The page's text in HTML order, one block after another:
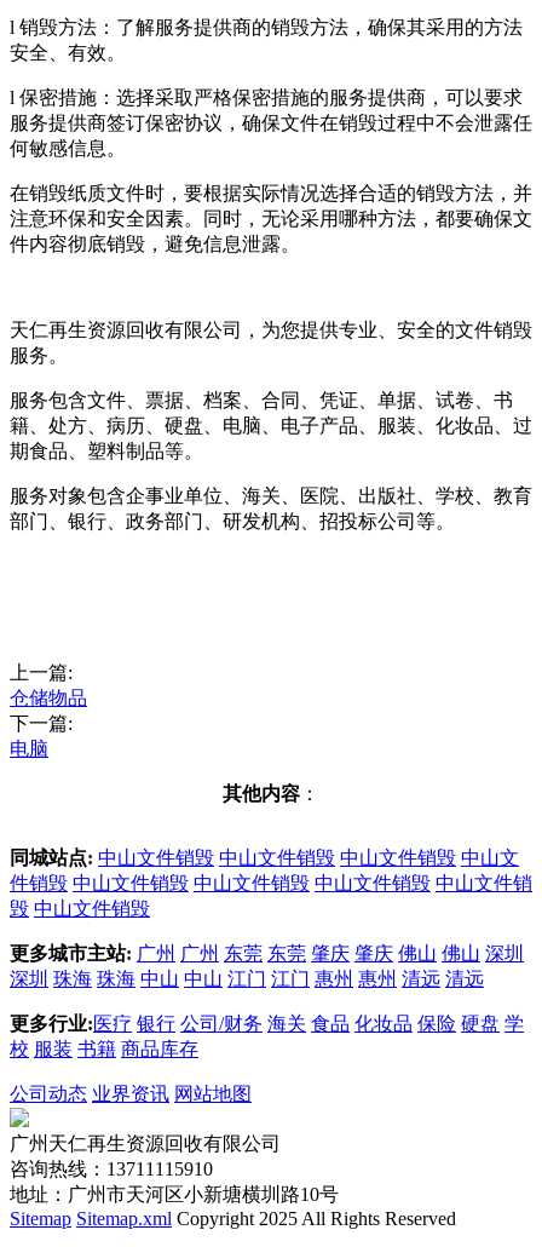
l 销毁方法：了解服务提供商的销毁方法，确保其采用的方法
安全、有效。
l 保密措施：选择采取严格保密措施的服务提供商，可以要求
服务提供商签订保密协议，确保文件在销毁过程中不会泄露任
何敏感信息。
在销毁纸质文件时，要根据实际情况选择合适的销毁方法，并
注意环保和安全因素。同时，无论采用哪种方法，都要确保文
件内容彻底销毁，避免信息泄露。
天仁再生资源回收有限公司，为您提供专业、安全的文件销毁
服务。
服务包含文件、票据、档案、合同、凭证、单据、试卷、书
籍、处方、病历、硬盘、电脑、电子产品、服装、化妆品、过
期食品、塑料制品等。
服务对象包含企事业单位、海关、医院、出版社、学校、教育
部门、银行、政务部门、研发机构、招投标公司等。
上一篇:
仓储物品
下一篇:
电脑
其他内容 ：
同城站点: 中山文件销毁 中山文件销毁 中山文件销毁 中山文
件销毁 中山文件销毁 中山文件销毁 中山文件销毁 中山文件销
毁 中山文件销毁
更多城市主站: 广州 广州 东莞 东莞 肇庆 肇庆 佛山 佛山 深圳
深圳 珠海 珠海 中山 中山 江门 江门 惠州 惠州 清远 清远
更多行业: 医疗 银行 公司/财务 海关 食品 化妆品 保险 硬盘 学
校 服装 书籍 商品库存
公司动态 业界资讯 网站地图
广州天仁再生资源回收有限公司
咨询热线：13711115910
地址：广州市天河区小新塘横圳路10号
Sitemap Sitemap.xml Copyright 2025 All Rights Reserved